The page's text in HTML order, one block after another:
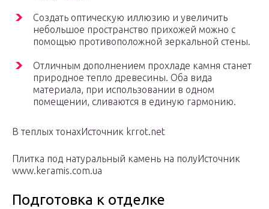
Создать оптическую иллюзию и увеличить
небольшое пространство прихожей можно с
помощью противоположной зеркальной стены.
Отличным дополнением прохладе камня станет
природное тепло древесины. Оба вида
материала, при использовании в одном
помещении, сливаются в единую гармонию.
В теплых тонахИсточник krrot.net
Плитка под натуральный камень на полуИсточник
www.keramis.com.ua
Подготовка к отделке